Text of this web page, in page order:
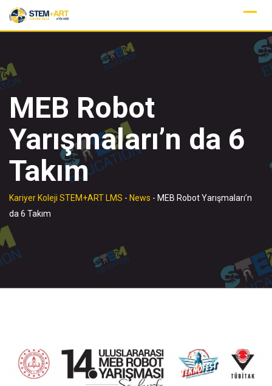
Skip
MEB Robot
Yarışmaları’n da 6
Takım
Kariyer Koleji STEM+ART LMS - News - MEB Robot Yarışmaları’n
da 6 Takım